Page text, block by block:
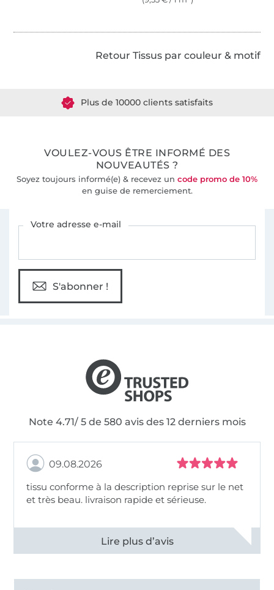
Retour Tissus par couleur & motif
VOULEZ-VOUS ÊTRE INFORMÉ DES
NOUVEAUTÉS ?
Soyez toujours informé(e) & recevez un code promo de 10%
en guise de remerciement.
Votre adresse e-mail
S'abonner !
Note 4.71/ 5 de 580 avis des 12 derniers mois
09.08.2026
tissu conforme à la description reprise sur le net
et très beau. livraison rapide et sérieuse.
Voir tous les 11498 commentaires